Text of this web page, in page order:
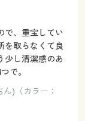
で、重宝してい
を取らなくて良
少し清潔感のあ
で。
)（カラー：